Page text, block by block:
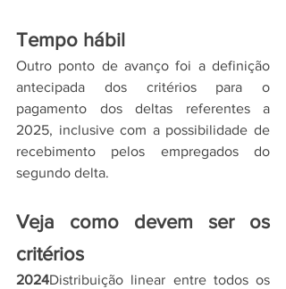
Tempo hábil
Outro ponto de avanço foi a definição
antecipada dos critérios para o
pagamento dos deltas referentes a
2025, inclusive com a possibilidade de
recebimento pelos empregados do
segundo delta.
Veja como devem ser os
critérios
2024Distribuição linear entre todos os